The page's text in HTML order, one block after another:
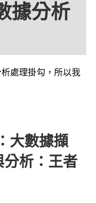
據分析
處理掛勾，所以我
大數據擷
析：王者